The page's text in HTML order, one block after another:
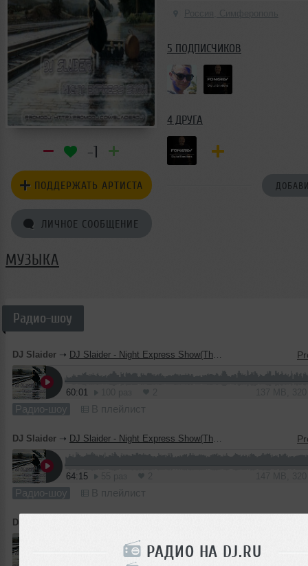
РАДИО НА DJ.RU
-1
ПОДДЕРЖАТЬ АРТИСТА
ЛИЧНОЕ СООБЩЕНИЕ
5 ПОДПИСЧИКОВ
4 ДРУГА
МУЗЫКА
Радио-шоу
DJ Slaider ➝ DJ Slaider - Night Express Show(The Best of March 2015)
60:01
Радио-шоу В плейлист
DJ Slaider ➝ DJ Slaider - Night Express Show(The Best of February 2015)
64:15
Радио-шоу В плейлист
DJ Slaider
66 раз 4 140 MB,